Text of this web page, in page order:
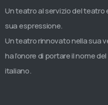
Un teatro al servizio del teatro
sua espressione.
Un teatro rinnovato nella sua
ha l’onore di portare il nome
italiano.